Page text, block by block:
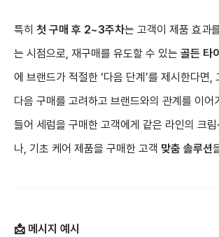
특히 첫 구매 후 2~3주차는 고객이 제품 효과
는 시점으로, 재구매를 유도할 수 있는 골든 타
에 브랜드가 적절한 ‘다음 단계’를 제시한다면,
다음 구매를 고려하고 브랜드와의 관계를 이어
들어 세럼을 구매한 고객에게 같은 라인의 크림
나, 기초 케어 제품을 구매한 고객 맞춤 솔루션
📩 메시지 예시